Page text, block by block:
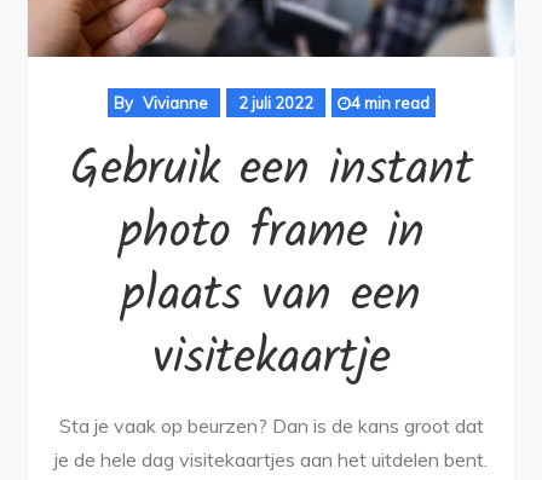
By Vivianne 2 juli 2022 4 min read
Gebruik een instant
photo frame in
plaats van een
visitekaartje
Sta je vaak op beurzen? Dan is de kans groot dat
je de hele dag visitekaartjes aan het uitdelen bent.